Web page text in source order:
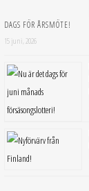
DAGS FÖR ÅRSMÖTE!
15 juni, 2026